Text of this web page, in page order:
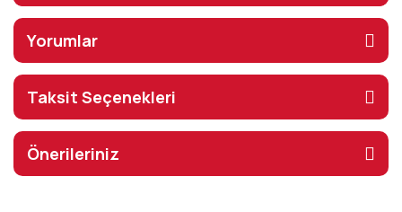
Yorumlar
Taksit Seçenekleri
Önerileriniz